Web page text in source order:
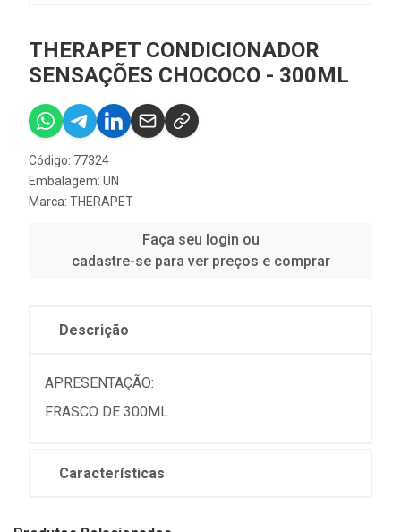
THERAPET CONDICIONADOR
SENSAÇÕES CHOCOCO - 300ML
Código: 77324
Embalagem: UN
Marca: THERAPET
Faça seu login ou
cadastre-se para ver preços e comprar
Descrição
APRESENTAÇÃO:
FRASCO DE 300ML
Características